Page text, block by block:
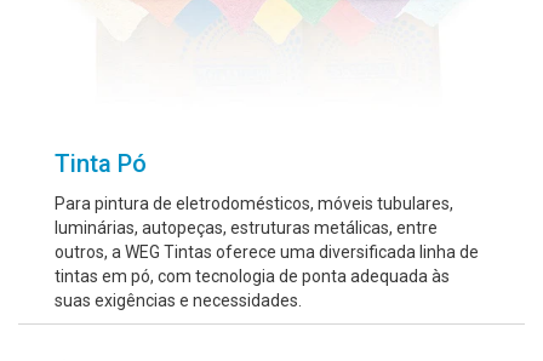
Tinta Pó
Para pintura de eletrodomésticos, móveis tubulares,
luminárias, autopeças, estruturas metálicas, entre
outros, a WEG Tintas oferece uma diversificada linha de
tintas em pó, com tecnologia de ponta adequada às
suas exigências e necessidades.